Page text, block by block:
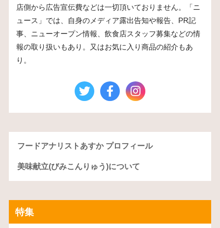
店側から広告宣伝費などは一切頂いておりません。「ニ
ュース」では、自身のメディア露出告知や報告、PR記
事、ニューオープン情報、飲食店スタッフ募集などの情
報の取り扱いもあり。又はお気に入り商品の紹介もあ
り。
フードアナリストあすか プロフィール
美味献立(びみこんりゅう)について
特集